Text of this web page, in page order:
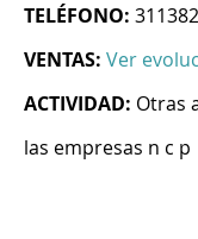
TELÉFONO:
VENTAS: Ver
ACTIVIDAD: Otras
las empresas n c p